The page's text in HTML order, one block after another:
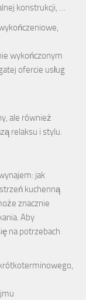
konstrukcji, …
wykończonym
ofercie usług
ale również
relaksu i stylu.
jak
kuchenną
znacznie
Aby
na potrzebach